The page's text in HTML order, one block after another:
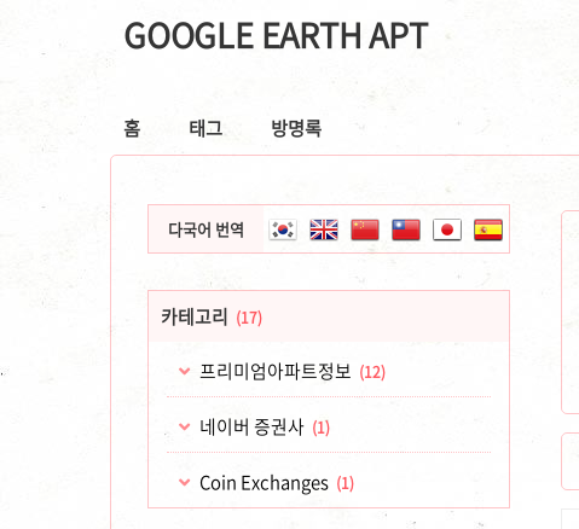
GOOGLE EARTH APT
홈 태그 방명록
다국어 번역
카테고리 (17)
프리미엄아파트정보 (12)
네이버 증권사 (1)
Coin Exchanges (1)